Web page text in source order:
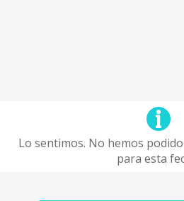
Lo sentimos. No hemos
para esta